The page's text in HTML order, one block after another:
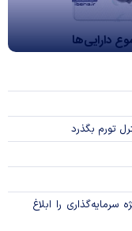
دارایی‌ها
تورم بگذرد
را ابلاغ